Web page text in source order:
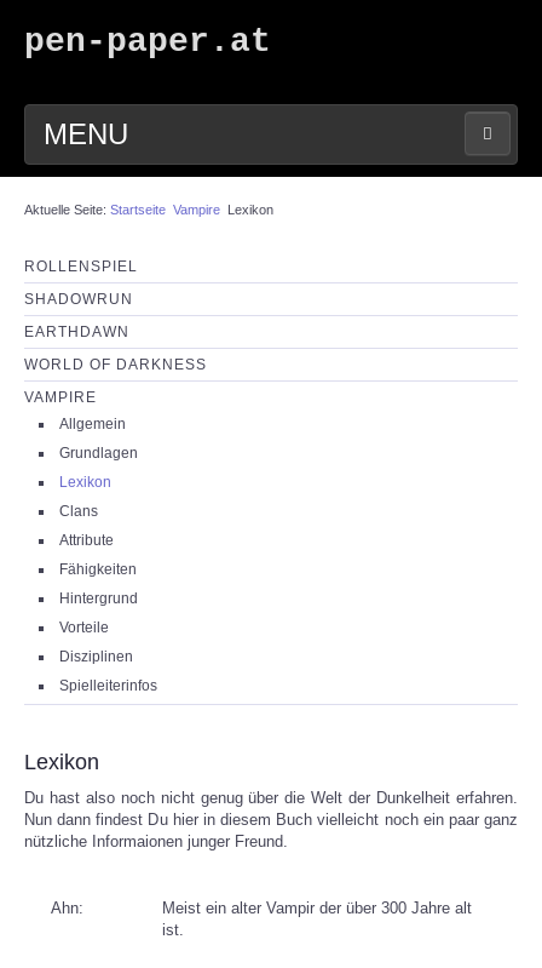
pen-paper.at
MENU
FORUM
DOWNLOADS
SUCHE
LINKS
IMPRESSUM
KONTAKT
LOGIN
Aktuelle Seite: Startseite Vampire Lexikon
ROLLENSPIEL
SHADOWRUN
EARTHDAWN
WORLD OF DARKNESS
VAMPIRE
Allgemein
Grundlagen
Lexikon
Clans
Attribute
Fähigkeiten
Hintergrund
Vorteile
Disziplinen
Spielleiterinfos
Lexikon
Du hast also noch nicht genug über die Welt der Dunkelheit erfahren.
Nun dann findest Du hier in diesem Buch vielleicht noch ein paar ganz
nützliche Informaionen junger Freund.
Ahn:
Meist ein alter Vampir der über 300 Jahre alt
ist.